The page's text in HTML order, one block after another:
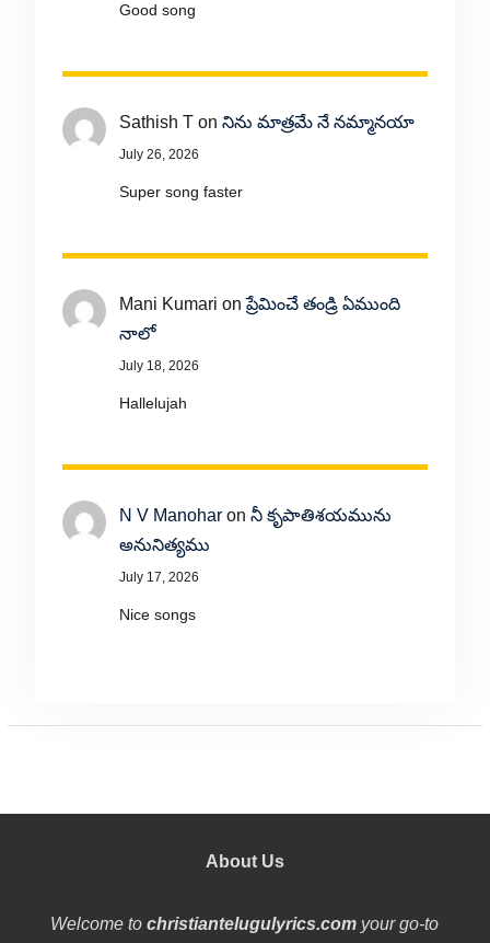
Good song
Sathish Ton నిను మాత్రమే నే నమ్మానయా
July 26, 2026
Super song faster
Mani Kumari onప్రేమించే తండ్రి ఏముంది
నాలో
July 18, 2026
Hallelujah
N V Manoharon నీ కృపాతిశయమును
అనునిత్యము
July 17, 2026
Nice songs
About Us
Welcome tochristiantelugulyrics.com your go-to